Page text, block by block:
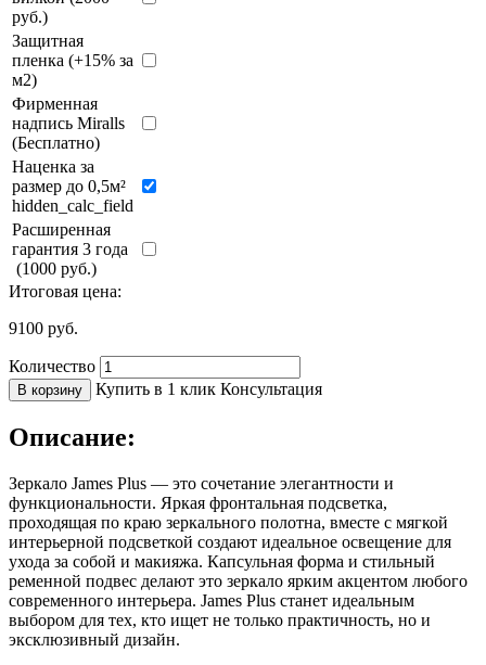
руб.)
Защитная
пленка (+15% за
м2)
Фирменная
надпись Miralls
(Бесплатно)
Наценка за
размер до 0,5м²
hidden_calc_field
Расширенная
гарантия 3 года
(1000 руб.)
Итоговая цена:
9100 руб.
Количество
В корзину Купить в 1 клик Консультация
Описание:
Зеркало James Plus — это сочетание элегантности и
функциональности. Яркая фронтальная подсветка,
проходящая по краю зеркального полотна, вместе с мягкой
интерьерной подсветкой создают идеальное освещение для
ухода за собой и макияжа. Капсульная форма и стильный
ременной подвес делают это зеркало ярким акцентом любого
современного интерьера. James Plus станет идеальным
выбором для тех, кто ищет не только практичность, но и
эксклюзивный дизайн.